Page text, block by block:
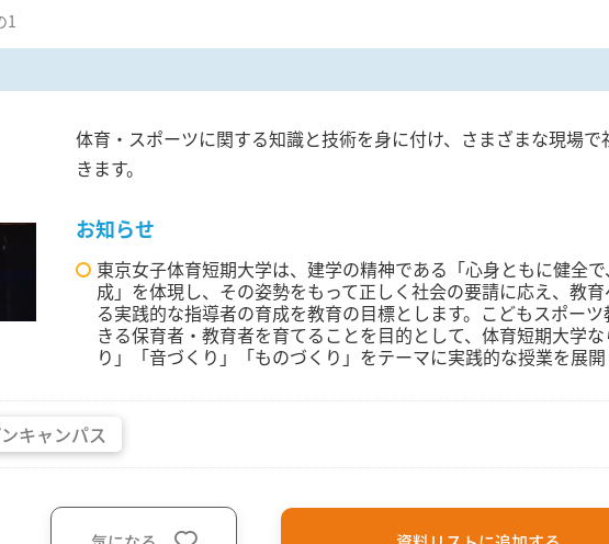
1
体育・スポーツに関する知識と技術を身に付け、さまざまな現場
きます。
お知らせ
東京女子体育短期大学は、建学の精神である「心身ともに健全
成」を体現し、その姿勢をもって正しく社会の要請に応え、教
る実践的な指導者の育成を教育の目標とします。こどもスポー
きる保育者・教育者を育てることを目的として、体育短期大学
り」「音づくり」「ものづくり」をテーマに実践的な授業を展
キャンパス